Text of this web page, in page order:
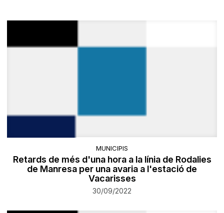
MUNICIPIS
Retards de més d'una hora a la línia de Rodalies
de Manresa per una avaria a l'estació de
Vacarisses
30/09/2022